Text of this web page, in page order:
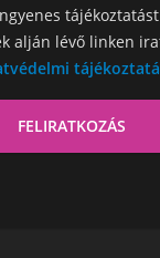
alján lévő linken